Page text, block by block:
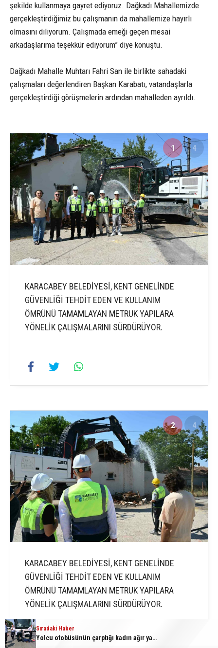
şekilde kullanmaya gayret ediyoruz. Dağkadı Mahallemizde
gerçekleştirdiğimiz bu çalışmanın da mahallemize hayırlı
olmasını diliyorum. Çalışmada emeği geçen mesai
arkadaşlarıma teşekkür ediyorum” diye konuştu.
Dağkadı Mahalle Muhtarı Fahri San ile birlikte sahadaki
çalışmaları değerlendiren Başkan Karabatı, vatandaşlarla
gerçekleştirdiği görüşmelerin ardından mahalleden ayrıldı.
1 4
KARACABEY BELEDİYESİ, KENT GENELİNDE
GÜVENLİĞİ TEHDİT EDEN VE KULLANIM
ÖMRÜNÜ TAMAMLAYAN METRUK YAPILARA
YÖNELİK ÇALIŞMALARINI SÜRDÜRÜYOR.
2 4
KARACABEY BELEDİYESİ, KENT GENELİNDE
GÜVENLİĞİ TEHDİT EDEN VE KULLANIM
ÖMRÜNÜ TAMAMLAYAN METRUK YAPILARA
YÖNELİK ÇALIŞMALARINI SÜRDÜRÜYOR.
Sıradaki Haber
Yolcu otobüsünün çarptığı kadın ağır yaralandı